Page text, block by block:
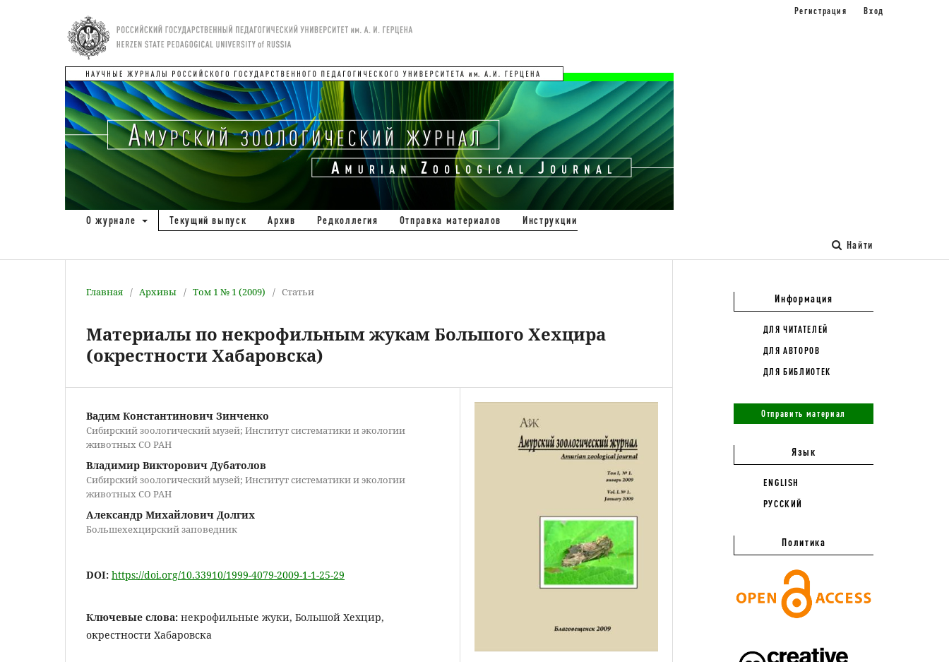
О журнале Текущий выпуск Архив Редколлегия Отправка материалов Инструкции
Найти
Регистрация Вход
Главная / Архивы / Том 1 № 1 (2009) / Статьи
Материалы по некрофильным жукам Большого Хехцира
(окрестности Хабаровска)
Вадим Константинович Зинченко
Сибирский зоологический музей; Институт систематики и экологии
животных СО РАН
Владимир Викторович Дубатолов
Сибирский зоологический музей; Институт систематики и экологии
животных СО РАН
Александр Михайлович Долгих
Большехехцирский заповедник
DOI: https://doi.org/10.33910/1999-4079-2009-1-1-25-29
Ключевые слова: некрофильные жуки, Большой Хехцир,
окрестности Хабаровска
Информация
ДЛЯ ЧИТАТЕЛЕЙ
ДЛЯ АВТОРОВ
ДЛЯ БИБЛИОТЕК
Отправить материал
Язык
ENGLISH
РУССКИЙ
Политика